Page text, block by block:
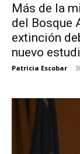
Más de la
del Bosque
extinción
nuevo
Patricia Escobar -